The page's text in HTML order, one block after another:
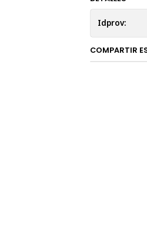
Idprov:
COMPARTIR